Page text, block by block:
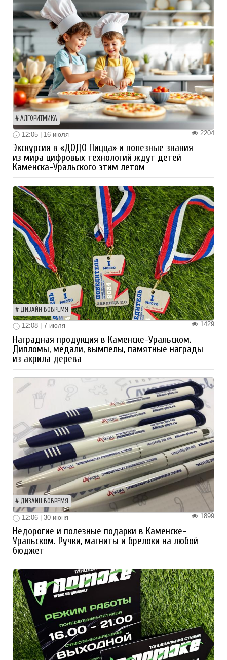
АЛГОРИТМИКА
2204
12:05 | 16 июля
Экскурсия в «ДОДО Пицца» и полезные знания
из мира цифровых технологий ждут детей
Каменска-Уральского этим летом
ДИЗАЙН ВОВРЕМЯ
1429
12:08 | 7 июля
Наградная продукция в Каменске-Уральском.
Дипломы, медали, вымпелы, памятные награды
из акрила дерева
ДИЗАЙН ВОВРЕМЯ
1899
12:06 | 30 июня
Недорогие и полезные подарки в Каменске-
Уральском. Ручки, магниты и брелоки на любой
бюджет